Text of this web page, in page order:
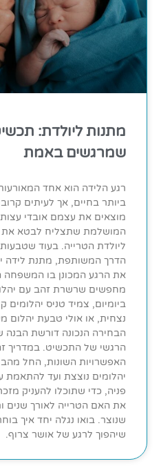
מתנות ליולדת:
שמרגשים באמת
רגע הלידה הוא אחד
ביותר בחיים, אך לעיתים
מוצאים את עצמם אובדי
המושלמת שתצליח לבטא את
ליולדת הטרייה. בעוד
הדרך המשותפת, מתנת לידה
את הרגע המכונן בו
מחפשים שרשרת זהב עם
ביומיום, צמיד טניס
נצחית, או אולי טבעת יהלום
הבחירה הנכונה דורשת הבנה
הרגשי של התכשיט. במדריך זה
האפשרויות השונות, החל
יהלומים נוצצת ועד להתאמת
פניה, כדי שתוכלו להעניק
את האם הטרייה לאורך
שנוצר. בואו נגלה יחד איך
שיהפוך לרגע של אושר צרוף.